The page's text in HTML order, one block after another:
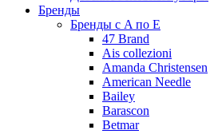
Бренды
Бренды с A по E
47 Brand
Ais collezioni
Amanda Christensen
American Needle
Bailey
Barascon
Betmar